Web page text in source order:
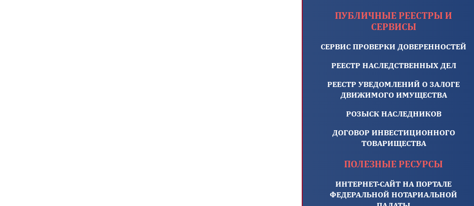
ПУБЛИЧНЫЕ РЕЕСТРЫ И
СЕРВИСЫ
СЕРВИС ПРОВЕРКИ ДОВЕРЕННОСТЕЙ
РЕЕСТР НАСЛЕДСТВЕННЫХ ДЕЛ
РЕЕСТР УВЕДОМЛЕНИЙ О ЗАЛОГЕ
ДВИЖИМОГО ИМУЩЕСТВА
РОЗЫСК НАСЛЕДНИКОВ
ДОГОВОР ИНВЕСТИЦИОННОГО
ТОВАРИЩЕСТВА
ПОЛЕЗНЫЕ РЕСУРСЫ
ИНТЕРНЕТ-САЙТ НА ПОРТАЛЕ
ФЕДЕРАЛЬНОЙ НОТАРИАЛЬНОЙ